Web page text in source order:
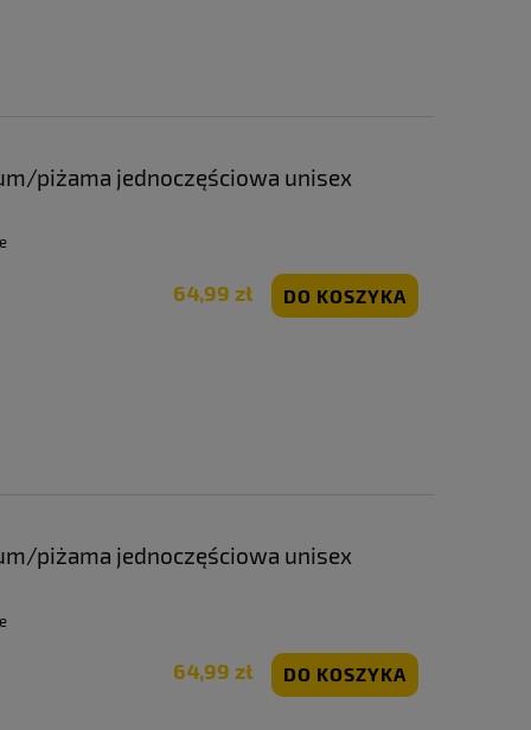
piżama jednoczęściowa unisex
64,99 zł DO KOSZYKA
piżama jednoczęściowa unisex
64,99 zł DO KOSZYKA